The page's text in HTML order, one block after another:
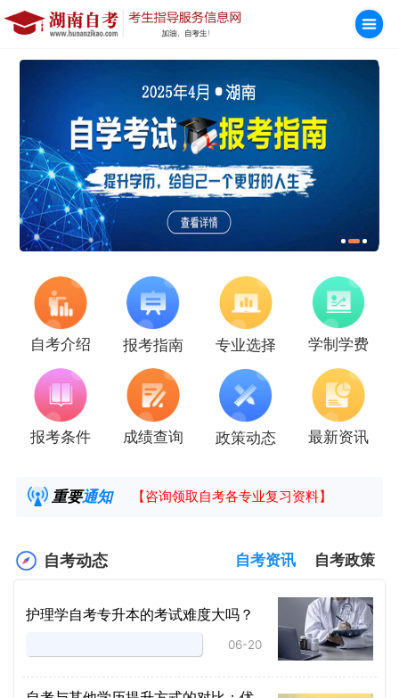
自考介绍 报考指南 专业选择 学制学费
报考条件 成绩查询 政策动态 最新资讯
重要通知
2025年4月湖南自考课程安排及教材目录已
【咨询领取自考各专业复习资料】
自考动态 自考资讯 自考政策
护理学自考专升本的考试难度大吗？
06-20